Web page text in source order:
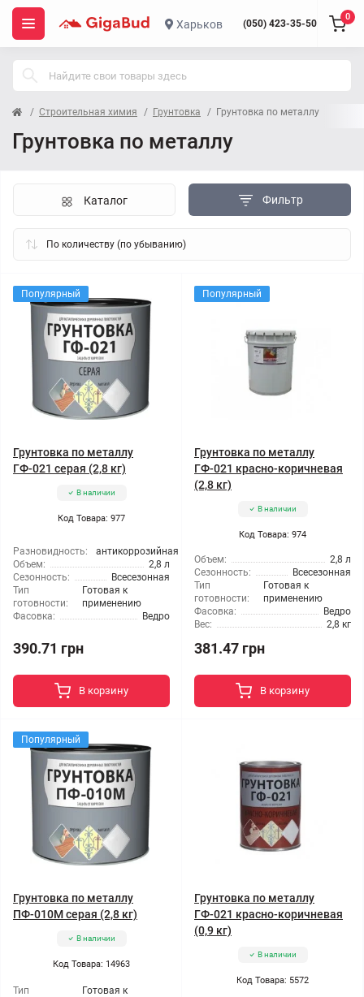
Харьков (050) 423-35-50
0
Строительная химия Грунтовка Грунтовка по металлу
Грунтовка по металлу
Фильтр
Каталог
Популярный
Грунтовка по металлу
ГФ-021 серая (2,8 кг)
В наличии
Код Товара: 977
Разновидность:
антикоррозийная
Объем:
2,8 л
Сезонность:
Всесезонная
Тип
готовности:
Готовая к
применению
Фасовка:
Ведро
390.71 грн
В корзину
Популярный
Грунтовка по металлу
ГФ-021 красно-коричневая
(2,8 кг)
В наличии
Код Товара: 974
Объем:
2,8 л
Сезонность:
Всесезонная
Тип
готовности:
Готовая к
применению
Фасовка:
Ведро
Вес:
2,8 кг
381.47 грн
В корзину
Популярный
Грунтовка по металлу
ПФ-010М серая (2,8 кг)
В наличии
Код Товара: 14963
Тип
Готовая к
Грунтовка по металлу
ГФ-021 красно-коричневая
(0,9 кг)
В наличии
Код Товара: 5572